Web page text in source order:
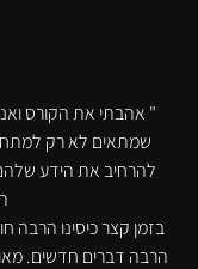
" אהבתי את הקורס
שמתאים לא רק
להרחיב את הידע
בזמן קצר כיסינו הרבה
הרבה דברים חדשים.